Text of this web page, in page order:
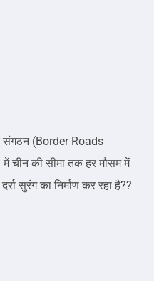
संगठन (Border Roads
चीन की सीमा तक हर मौसम में
सुरंग का निर्माण कर रहा है??